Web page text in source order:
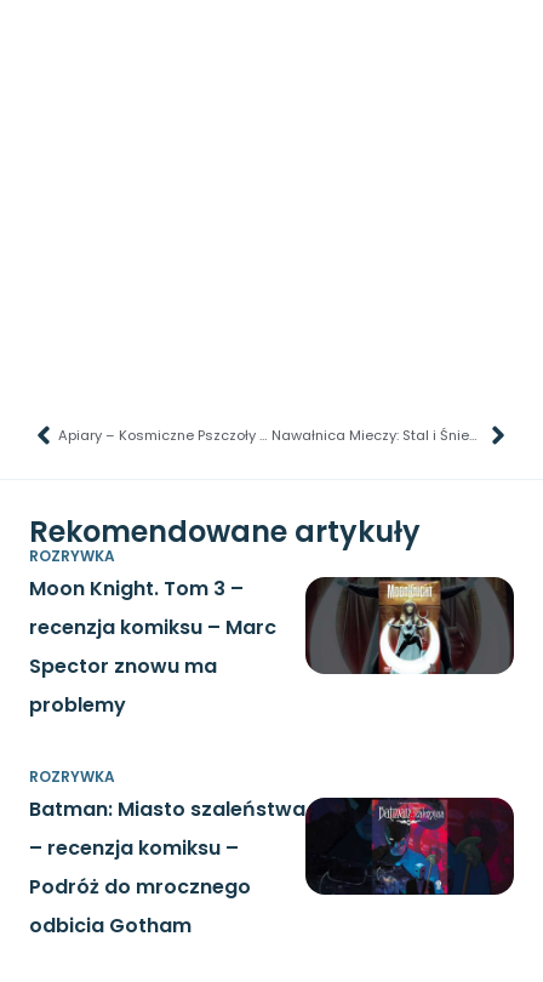
Apiary – Kosmiczne Pszczoły atakują! Nawałnica Mieczy: Stal i Śnieg – Recenzja Książki. Cisza przed burzą
Rekomendowane artykuły
ROZRYWKA
Moon Knight. Tom 3 –
recenzja komiksu – Marc
Spector znowu ma
problemy
ROZRYWKA
Batman: Miasto szaleństwa
– recenzja komiksu –
Podróż do mrocznego
odbicia Gotham